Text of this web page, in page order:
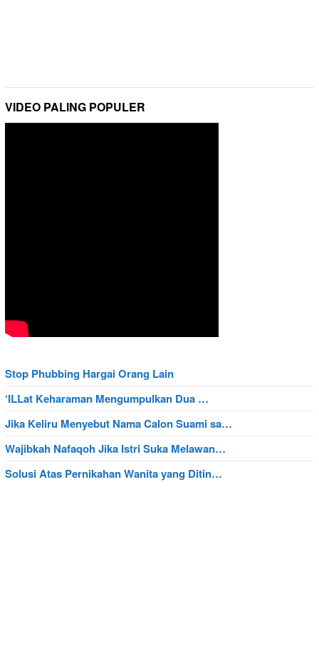
VIDEO PALING POPULER
Stop Phubbing Hargai Orang Lain
‘ILLat Keharaman Mengumpulkan Dua …
Jika Keliru Menyebut Nama Calon Suami sa…
Wajibkah Nafaqoh Jika Istri Suka Melawan…
Solusi Atas Pernikahan Wanita yang Ditin…